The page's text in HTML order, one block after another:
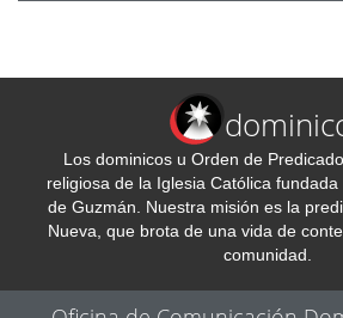
Los dominicos u Orden de
religiosa de la Iglesia Católica
de Guzmán. Nuestra misión es la
Nueva, que brota de una vida de
comunidad.